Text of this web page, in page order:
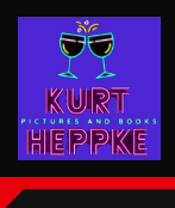
Inhalt
springen